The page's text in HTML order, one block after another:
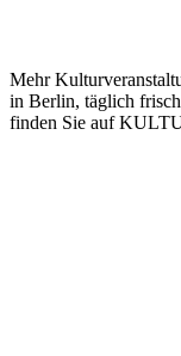
Mehr
in Berlin, täglich frisch
finden Sie auf